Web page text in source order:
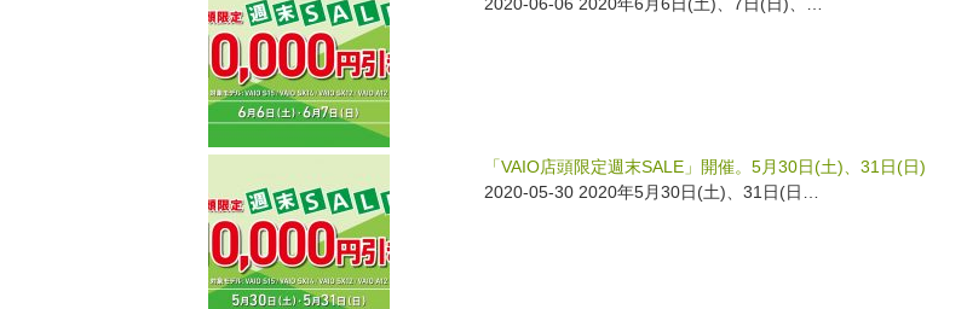
b
o
o
k
2020-06-06 2020年6月6日(土)、7日(日)、…
「VAIO店頭限定週末SALE」開催。5月30日(土)、31日(日)
2020-05-30 2020年5月30日(土)、31日(日…